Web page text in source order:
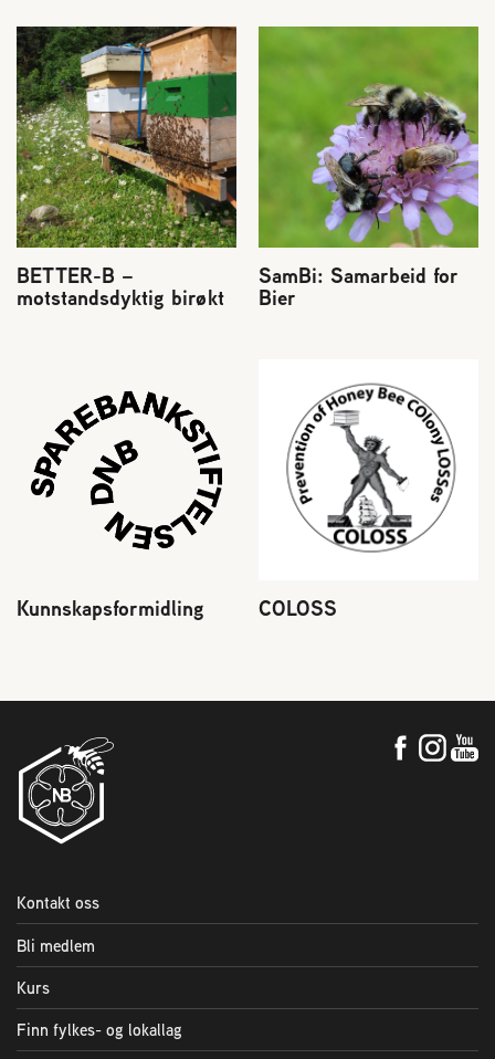
BETTER-B –
motstandsdyktig birøkt
SamBi: Samarbeid for
Bier
Kunnskapsformidling COLOSS
Kontakt oss
Bli medlem
Kurs
Finn fylkes- og lokallag